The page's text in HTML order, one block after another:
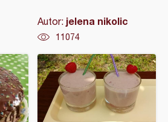
Autor: jelena nikolic
11074